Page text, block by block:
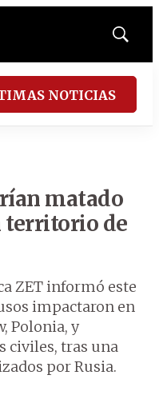
Mostrar
NOTICIAS
matado
territorio de
ZET informó este
impactaron en
Polonia, y
civiles, tras una
por Rusia.